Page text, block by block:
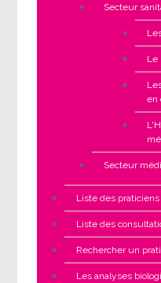
Secteur
Le
en
Secteur
Liste des praticiens
Liste des
Rechercher un
Les analyses